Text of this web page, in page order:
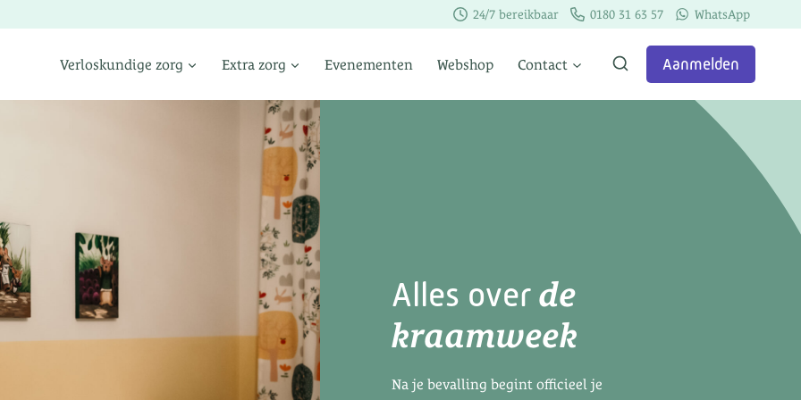
24/7 bereikbaar 0180 31 63 57 WhatsApp
Verloskundige zorg Extra zorg Evenementen Webshop Contact Aanmelden
Alles overde
kraamweek
Na je bevalling begint officieel je